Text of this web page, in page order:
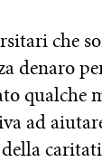
che
denaro
qualche
ad